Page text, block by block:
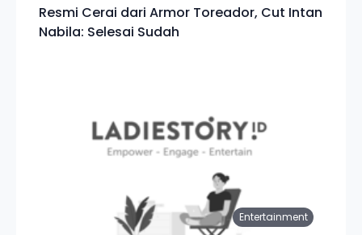
Resmi Cerai dari Armor Toreador, Cut Intan
Nabila: Selesai Sudah
Entertainment